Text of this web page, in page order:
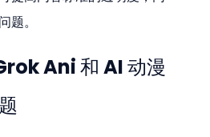
题。
Ani 和 AI 动漫